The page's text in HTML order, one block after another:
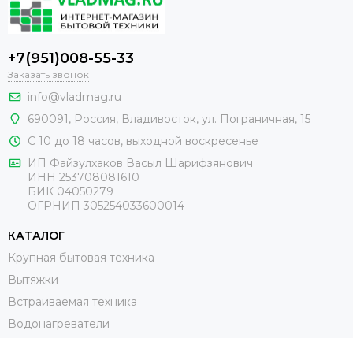
+7(951)008-55-33
Заказать звонок
info@vladmag.ru
690091, Россия, Владивосток, ул. Пограничная, 15
С 10 до 18 часов, выходной воскресенье
ИП Файзулхаков Васыл Шарифзянович
ИНН 253708081610
БИК 04050279
ОГРНИП 305254033600014
КАТАЛОГ
Крупная бытовая техника
Вытяжки
Встраиваемая техника
Водонагреватели